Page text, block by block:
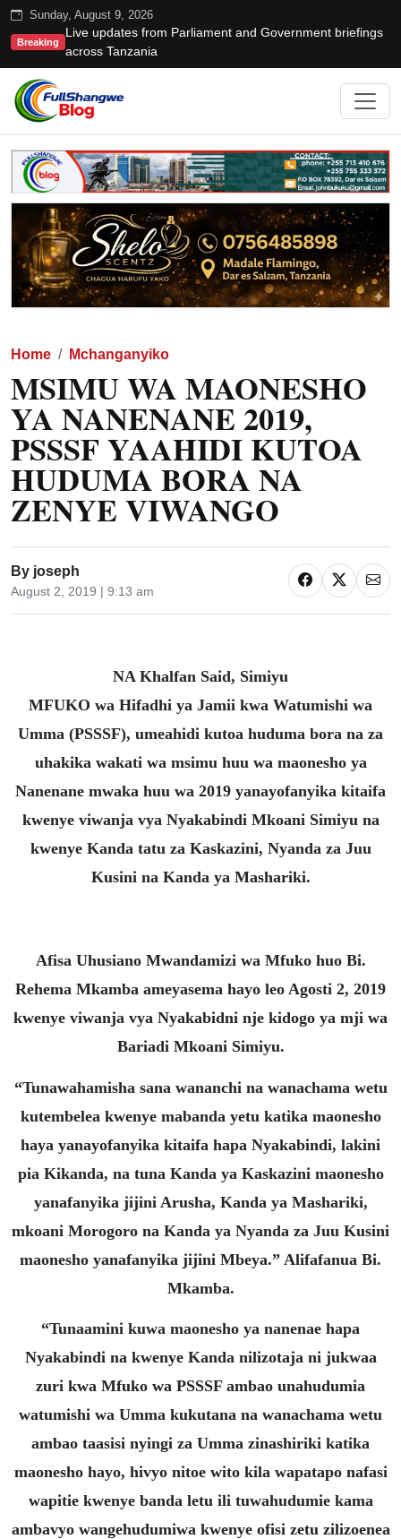
Sunday, August 9, 2026
Breaking
Live updates from Parliament and Government briefings
across Tanzania
Home Mchanganyiko
MSIMU WA MAONESHO
YA NANENANE 2019,
PSSSF YAAHIDI KUTOA
HUDUMA BORA NA
ZENYE VIWANGO
By joseph
August 2, 2019 | 9:13 am
NA Khalfan Said, Simiyu
MFUKO wa Hifadhi ya Jamii kwa Watumishi wa
Umma (PSSSF), umeahidi kutoa huduma bora na za
uhakika wakati wa msimu huu wa maonesho ya
Nanenane mwaka huu wa 2019 yanayofanyika kitaifa
kwenye viwanja vya Nyakabindi Mkoani Simiyu na
kwenye Kanda tatu za Kaskazini, Nyanda za Juu
Kusini na Kanda ya Mashariki.
Afisa Uhusiano Mwandamizi wa Mfuko huo Bi.
Rehema Mkamba ameyasema hayo leo Agosti 2, 2019
kwenye viwanja vya Nyakabidni nje kidogo ya mji wa
Bariadi Mkoani Simiyu.
“Tunawahamisha sana wananchi na wanachama wetu
kutembelea kwenye mabanda yetu katika maonesho
haya yanayofanyika kitaifa hapa Nyakabindi, lakini
pia Kikanda, na tuna Kanda ya Kaskazini maonesho
yanafanyika jijini Arusha, Kanda ya Mashariki,
mkoani Morogoro na Kanda ya Nyanda za Juu Kusini
maonesho yanafanyika jijini Mbeya.” Alifafanua Bi.
Mkamba.
“Tunaamini kuwa maonesho ya nanenae hapa
Nyakabindi na kwenye Kanda nilizotaja ni jukwaa
zuri kwa Mfuko wa PSSSF ambao unahudumia
watumishi wa Umma kukutana na wanachama wetu
ambao taasisi nyingi za Umma zinashiriki katika
maonesho hayo, hivyo nitoe wito kila wapatapo nafasi
wapitie kwenye banda letu ili tuwahudumie kama
ambavyo wangehudumiwa kwenye ofisi zetu zilizoenea